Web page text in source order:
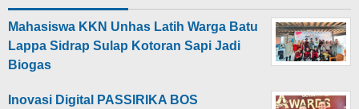
Mahasiswa KKN Unhas Latih Warga Batu
Lappa Sidrap Sulap Kotoran Sapi Jadi
Biogas
Inovasi Digital PASSIRIKA BOS